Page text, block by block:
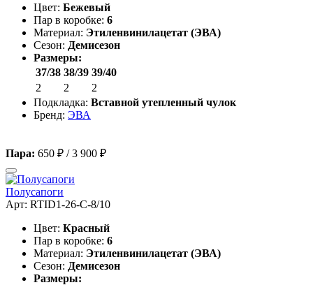
Цвет: Бежевый
Пар в коробке: 6
Материал: Этиленвинилацетат (ЭВА)
Сезон: Демисезон
Размеры:
37/38 38/39 39/40
2
2
2
Подкладка: Вставной утепленный чулок
Бренд: ЭВА
Пара: 650 ₽ /3 900 ₽
Полусапоги
Арт: RTID1-26-C-8/10
Цвет: Красный
Пар в коробке: 6
Материал: Этиленвинилацетат (ЭВА)
Сезон: Демисезон
Размеры: